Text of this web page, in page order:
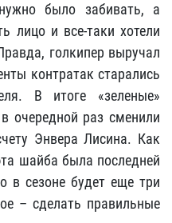
было забивать, а
лицо и все-таки хотели
голкипер выручал
контратак старались
В итоге «зеленые»
очередной раз сменили
Энвера Лисина. Как
шайба была последней
в сезоне будет еще три
– сделать правильные